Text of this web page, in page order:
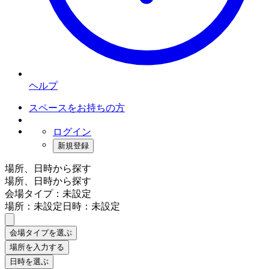
ヘルプ
スペースをお持ちの方
ログイン
新規登録
場所、日時から探す
場所、日時から探す
会場タイプ：未設定
場所：未設定日時：未設定
会場タイプを選ぶ
場所を入力する
日時を選ぶ